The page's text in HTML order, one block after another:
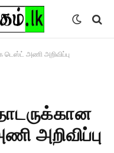
டெஸ்ட் அணி அறிவிப்பு
அறிவிப்பு